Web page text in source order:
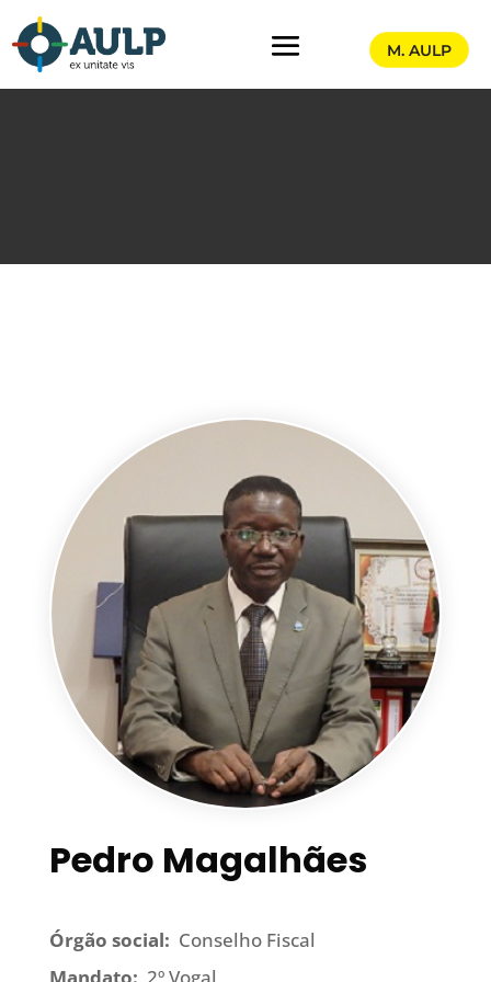
M. AULP
Pedro Magalhães
Órgão social: Conselho Fiscal